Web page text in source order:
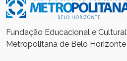
Fundação Educacional e Cultural
Metropolitana de Belo Horizonte